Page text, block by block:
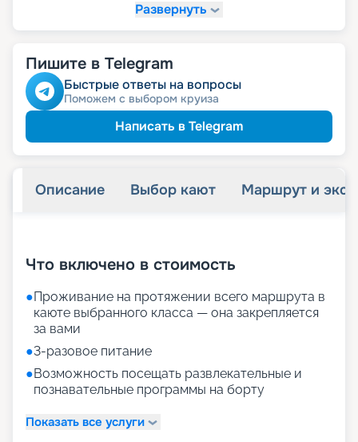
Развернуть
Пишите в Telegram
Быстрые ответы на вопросы
Поможем с выбором круиза
Написать в Telegram
Описание Выбор кают Маршрут и
Что включено в стоимость
●Проживание на протяжении всего маршрута в
каюте выбранного класса — она закрепляется
за вами
●3-разовое питание
●Возможность посещать развлекательные и
познавательные программы на борту
Показать все услуги